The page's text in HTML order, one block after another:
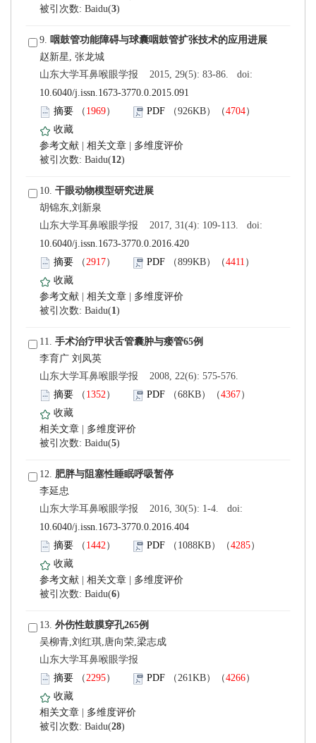
)
9.
山东大学耳鼻喉眼学报 2015, 29(5): 83-86. doi:
10.6040/j.issn.1673-3770.0.2015.091
）
）
)
10.
山东大学耳鼻喉眼学报 2017, 31(4): 109-113. doi:
10.6040/j.issn.1673-3770.0.2016.420
）
）
)
11.
山东大学耳鼻喉眼学报 2008, 22(6): 575-576.
）
）
)
12.
山东大学耳鼻喉眼学报 2016, 30(5): 1-4. doi:
10.6040/j.issn.1673-3770.0.2016.404
）
）
)
13.
吴柳青,刘红琪,唐向荣,梁志成
山东大学耳鼻喉眼学报
）
）
)